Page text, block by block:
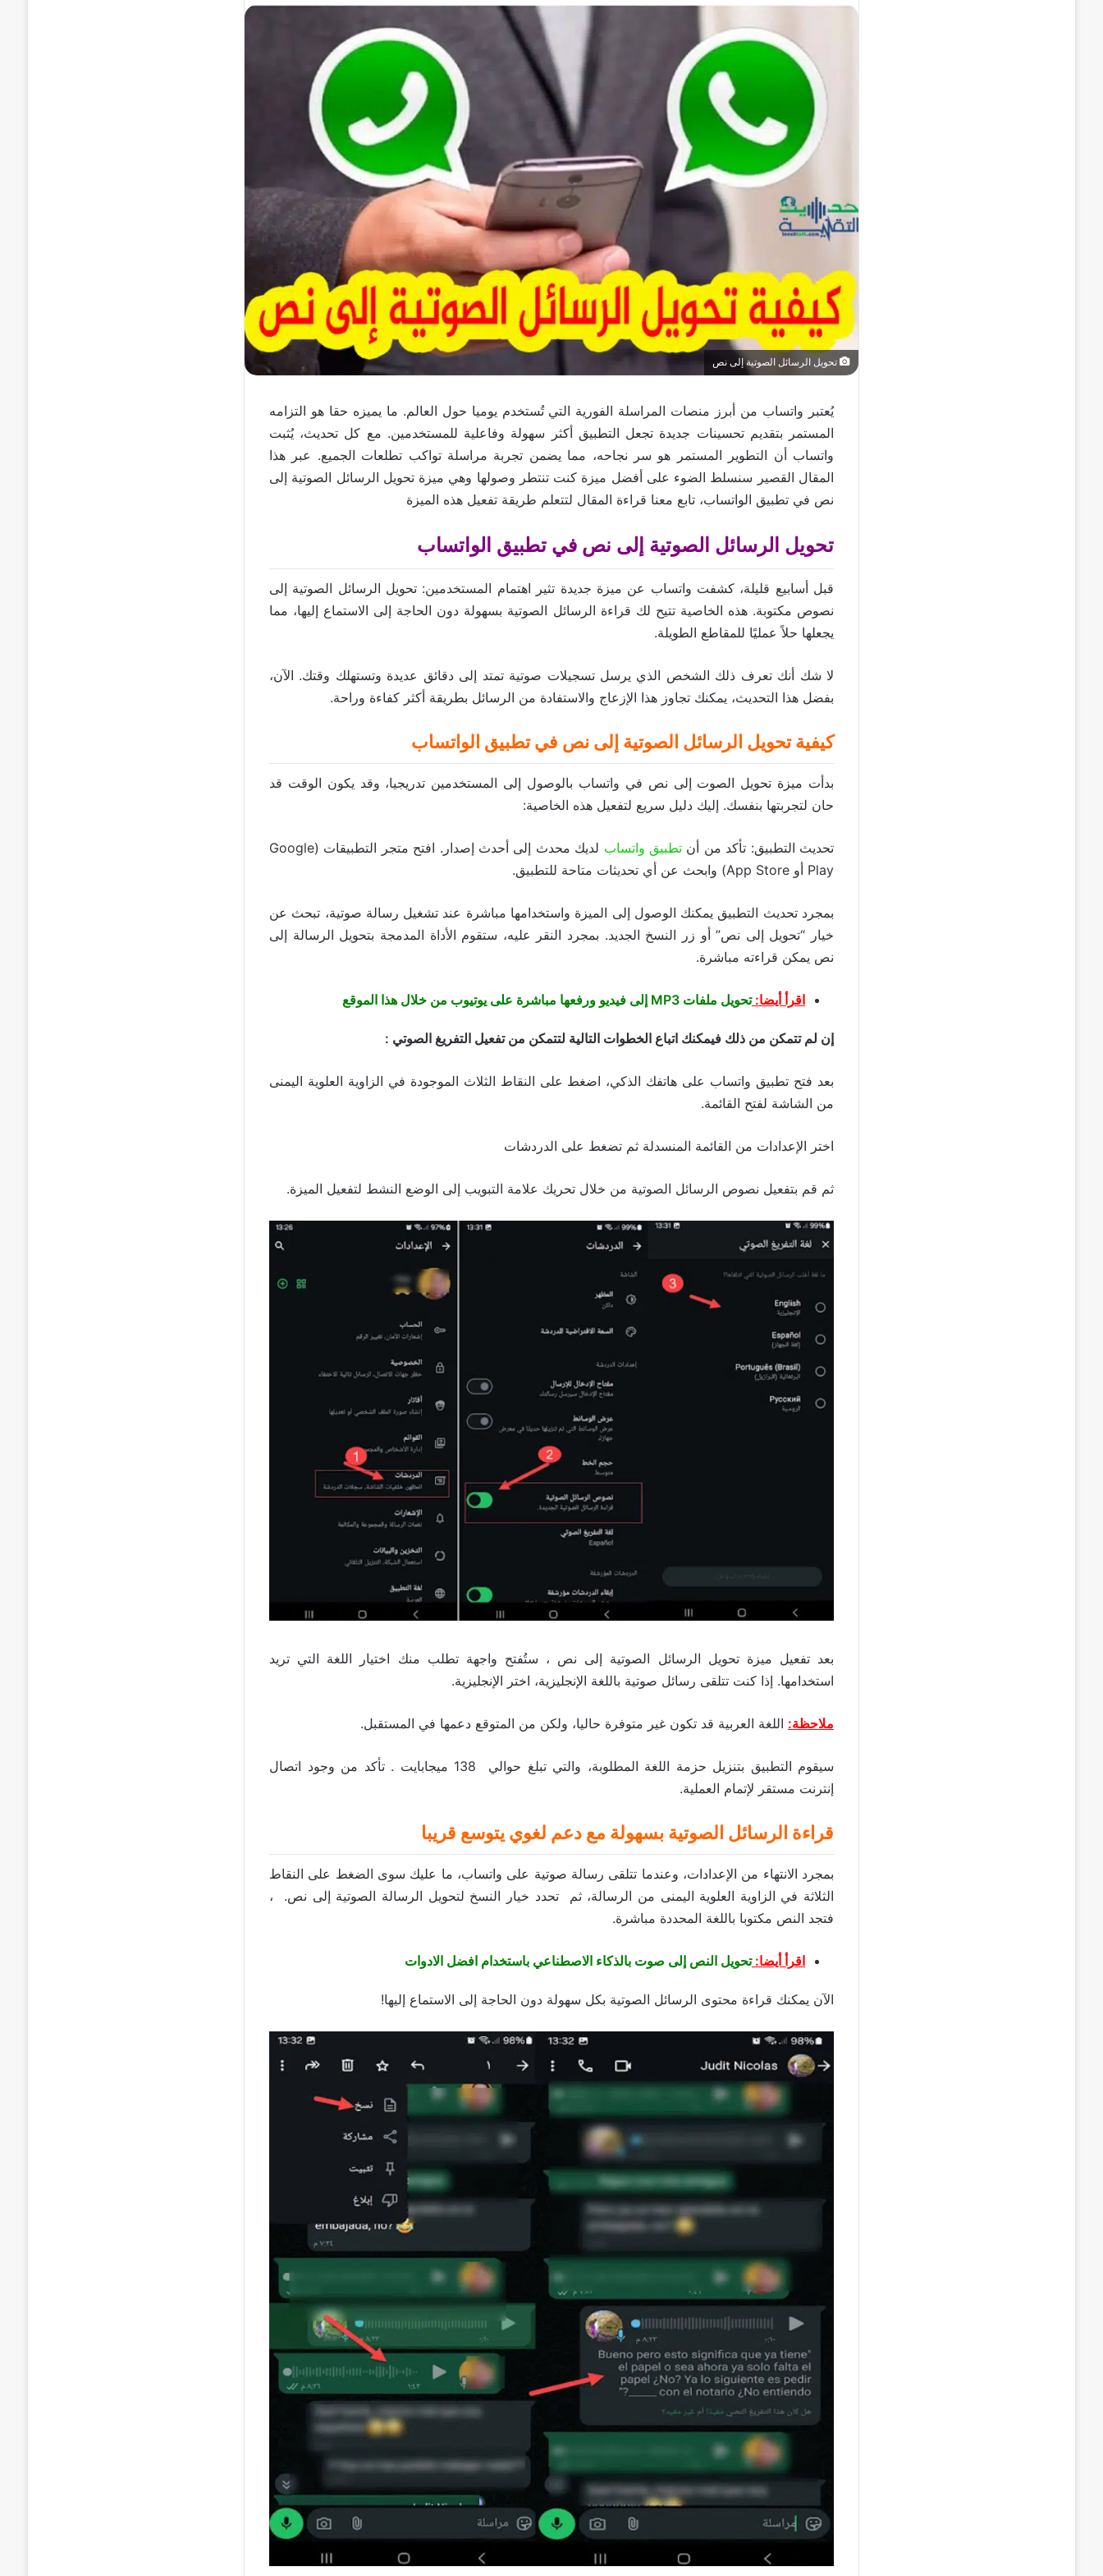
تحويل الرسائل الصوتية إلى نص
يُعتبر واتساب من أبرز منصات المراسلة الفورية التي تُستخدم يوميا حول العالم. ما يميزه حقا هو التزامه
المستمر بتقديم تحسينات جديدة تجعل التطبيق أكثر سهولة وفاعلية للمستخدمين. مع كل تحديث، يُثبت
واتساب أن التطوير المستمر هو سر نجاحه، مما يضمن تجربة مراسلة تواكب تطلعات الجميع. عبر هذا
المقال القصير سنسلط الضوء على أفضل ميزة كنت تنتطر وصولها وهي ميزة تحويل الرسائل الصوتية إلى
نص في تطبيق الواتساب، تابع معنا قراءة المقال لتتعلم طريقة تفعيل هذه الميزة
تحويل الرسائل الصوتية إلى نص في تطبيق الواتساب
قبل أسابيع قليلة، كشفت واتساب عن ميزة جديدة تثير اهتمام المستخدمين: تحويل الرسائل الصوتية إلى
نصوص مكتوبة. هذه الخاصية تتيح لك قراءة الرسائل الصوتية بسهولة دون الحاجة إلى الاستماع إليها، مما
يجعلها حلاً عمليًا للمقاطع الطويلة.
لا شك أنك تعرف ذلك الشخص الذي يرسل تسجيلات صوتية تمتد إلى دقائق عديدة وتستهلك وقتك. الآن،
بفضل هذا التحديث، يمكنك تجاوز هذا الإزعاج والاستفادة من الرسائل بطريقة أكثر كفاءة وراحة.
كيفية تحويل الرسائل الصوتية إلى نص في تطبيق الواتساب
بدأت ميزة تحويل الصوت إلى نص في واتساب بالوصول إلى المستخدمين تدريجيا، وقد يكون الوقت قد
حان لتجربتها بنفسك. إليك دليل سريع لتفعيل هذه الخاصية:
تحديث التطبيق: تأكد من أن تطبيق واتساب
لديك محدث إلى أحدث إصدار. افتح متجر التطبيقات (Google
Play أو App Store) وابحث عن أي تحديثات متاحة للتطبيق.
بمجرد تحديث التطبيق يمكنك الوصول إلى الميزة واستخدامها مباشرة عند تشغيل رسالة صوتية، تبحث عن
خيار “تحويل إلى نص” أو زر النسخ الجديد. بمجرد النقر عليه، ستقوم الأداة المدمجة بتحويل الرسالة إلى
نص يمكن قراءته مباشرة.
اقرأ أيضا:تحويل ملفات MP3 إلى فيديو ورفعها مباشرة على يوتيوب من خلال هذا الموقع
إن لم تتمكن من ذلك فيمكنك اتباع الخطوات التالية لتتمكن من تفعيل التفريغ الصوتي :
بعد فتح تطبيق واتساب على هاتفك الذكي، اضغط على النقاط الثلاث الموجودة في الزاوية العلوية اليمنى
من الشاشة لفتح القائمة.
اختر الإعدادات من القائمة المنسدلة ثم تضغط على الدردشات
ثم قم بتفعيل نصوص الرسائل الصوتية من خلال تحريك علامة التبويب إلى الوضع النشط لتفعيل الميزة.
بعد تفعيل ميزة تحويل الرسائل الصوتية إلى نص ، ستُفتح واجهة تطلب منك اختيار اللغة التي تريد
استخدامها. إذا كنت تتلقى رسائل صوتية باللغة الإنجليزية، اختر الإنجليزية.
ملاحظة: اللغة العربية قد تكون غير متوفرة حاليا، ولكن من المتوقع دعمها في المستقبل.
سيقوم التطبيق بتنزيل حزمة اللغة المطلوبة، والتي تبلغ حوالي 138 ميجابايت . تأكد من وجود اتصال
إنترنت مستقر لإتمام العملية.
قراءة الرسائل الصوتية بسهولة مع دعم لغوي يتوسع قريبا
بمجرد الانتهاء من الإعدادات، وعندما تتلقى رسالة صوتية على واتساب، ما عليك سوى الضغط على النقاط
الثلاثة في الزاوية العلوية اليمنى من الرسالة، ثم تحدد خيار النسخ لتحويل الرسالة الصوتية إلى نص. ،
فتجد النص مكتوبا باللغة المحددة مباشرة.
اقرأ أيضا:تحويل النص إلى صوت بالذكاء الاصطناعي باستخدام افضل الادوات
الآن يمكنك قراءة محتوى الرسائل الصوتية بكل سهولة دون الحاجة إلى الاستماع إليها!